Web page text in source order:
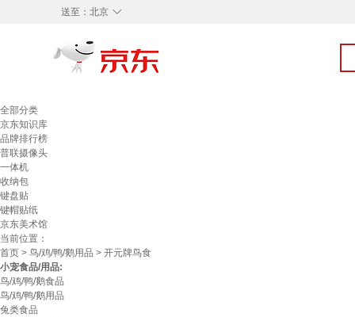
◇
送至： 北京
全部分类
京东知识库
品牌排行榜
普联摄像头
一体机
收纳包
键盘贴
键帽贴纸
京东美术馆
当前位置：
首页 > 鸟/鸡/鸭/鹅用品 > 开元牌鸟食
小宠食品/用品:
鸟/鸡/鸭/鹅食品
鸟/鸡/鸭/鹅用品
兔类食品